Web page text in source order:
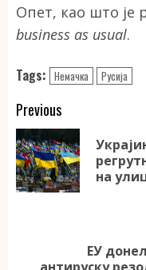
Опет, као што је
business as usual.
Tags: Немачка Русија
Continue
Reading
Previous
на
Next
ЕУ